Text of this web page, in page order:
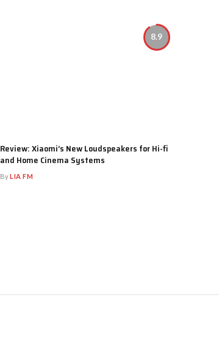
8.9
Review: Xiaomi’s New Loudspeakers for Hi-fi
and Home Cinema Systems
ByLIA FM